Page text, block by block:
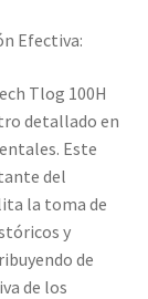
Efectiva:
Tlog 100H
detallado en
Este
del
la toma de
y
de
de los